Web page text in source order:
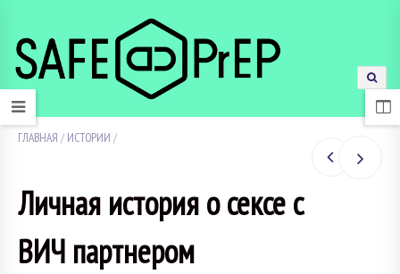
ГЛАВНАЯ / ИСТОРИИ /
Личная история о сексе с
ВИЧ партнером